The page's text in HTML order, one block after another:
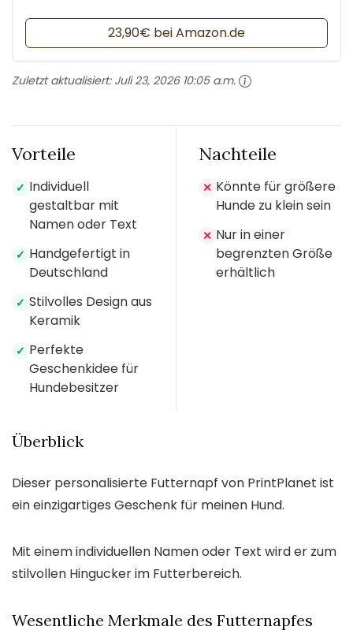
23,90€ bei Amazon.de
Zuletzt aktualisiert: Juli 23, 2026 10:05 a.m.
Vorteile
✓ Individuell
gestaltbar mit
Namen oder Text
✓ Handgefertigt in
Deutschland
✓ Stilvolles Design aus
Keramik
✓ Perfekte
Geschenkidee für
Hundebesitzer
Nachteile
✕ Könnte für größere
Hunde zu klein sein
✕ Nur in einer
begrenzten Größe
erhältlich
Überblick
Dieser personalisierte Futternapf von PrintPlanet ist
ein einzigartiges Geschenk für meinen Hund.
Mit einem individuellen Namen oder Text wird er zum
stilvollen Hingucker im Futterbereich.
Wesentliche Merkmale des Futternapfes